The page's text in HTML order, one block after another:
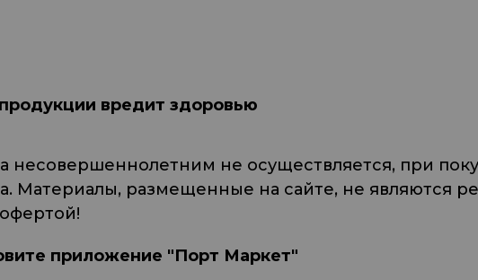
вредит здоровью
несовершеннолетним не осуществляется, при
Материалы, размещенные на сайте, не являются
приложение "Порт Маркет"